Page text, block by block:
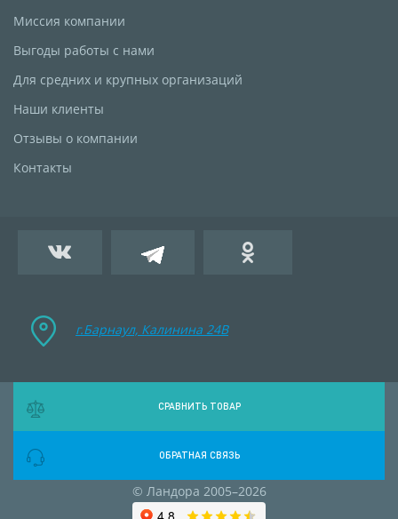
Миссия компании
Выгоды работы с нами
Для средних и крупных организаций
Наши клиенты
Отзывы о компании
Контакты
г.Барнаул, Калинина 24B
© Ландора 2005–2026
СРАВНИТЬ ТОВАР
ОБРАТНАЯ СВЯЗЬ